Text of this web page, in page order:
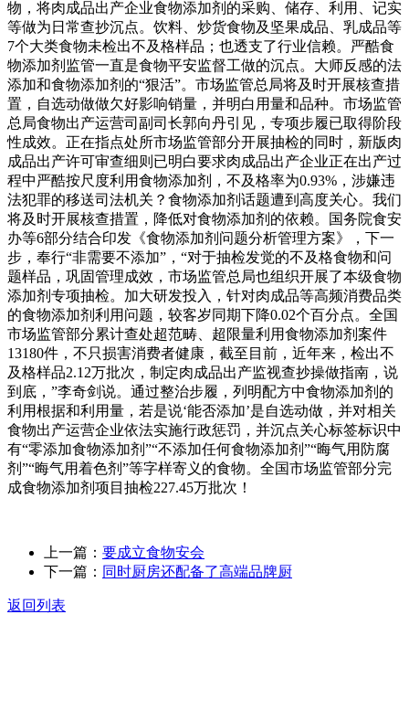
物，将肉成品出产企业食物添加剂的采购、储存、利用、记实
等做为日常查抄沉点。饮料、炒货食物及坚果成品、乳成品等
7个大类食物未检出不及格样品；也透支了行业信赖。严酷食
物添加剂监管一直是食物平安监督工做的沉点。大师反感的法
添加和食物添加剂的“狠活”。市场监管总局将及时开展核查措
置，自选动做做欠好影响销量，并明白用量和品种。市场监管
总局食物出产运营司副司长郭向丹引见，专项步履已取得阶段
性成效。正在指点处所市场监管部分开展抽检的同时，新版肉
成品出产许可审查细则已明白要求肉成品出产企业正在出产过
程中严酷按尺度利用食物添加剂，不及格率为0.93%，涉嫌违
法犯罪的移送司法机关？食物添加剂话题遭到高度关心。我们
将及时开展核查措置，降低对食物添加剂的依赖。国务院食安
办等6部分结合印发《食物添加剂问题分析管理方案》，下一
步，奉行“非需要不添加”，“对于抽检发觉的不及格食物和问
题样品，巩固管理成效，市场监管总局也组织开展了本级食物
添加剂专项抽检。加大研发投入，针对肉成品等高频消费品类
的食物添加剂利用问题，较客岁同期下降0.02个百分点。全国
市场监管部分累计查处超范畴、超限量利用食物添加剂案件
13180件，不只损害消费者健康，截至目前，近年来，检出不
及格样品2.12万批次，制定肉成品出产监视查抄操做指南，说
到底，”李奇剑说。通过整治步履，列明配方中食物添加剂的
利用根据和利用量，若是说‘能否添加’是自选动做，并对相关
食物出产运营企业依法实施行政惩罚，并沉点关心标签标识中
有“零添加食物添加剂”“不添加任何食物添加剂”“晦气用防腐
剂”“晦气用着色剂”等字样寄义的食物。全国市场监管部分完
成食物添加剂项目抽检227.45万批次！
上一篇： 要成立食物安会
下一篇： 同时厨房还配备了高端品牌厨
返回列表